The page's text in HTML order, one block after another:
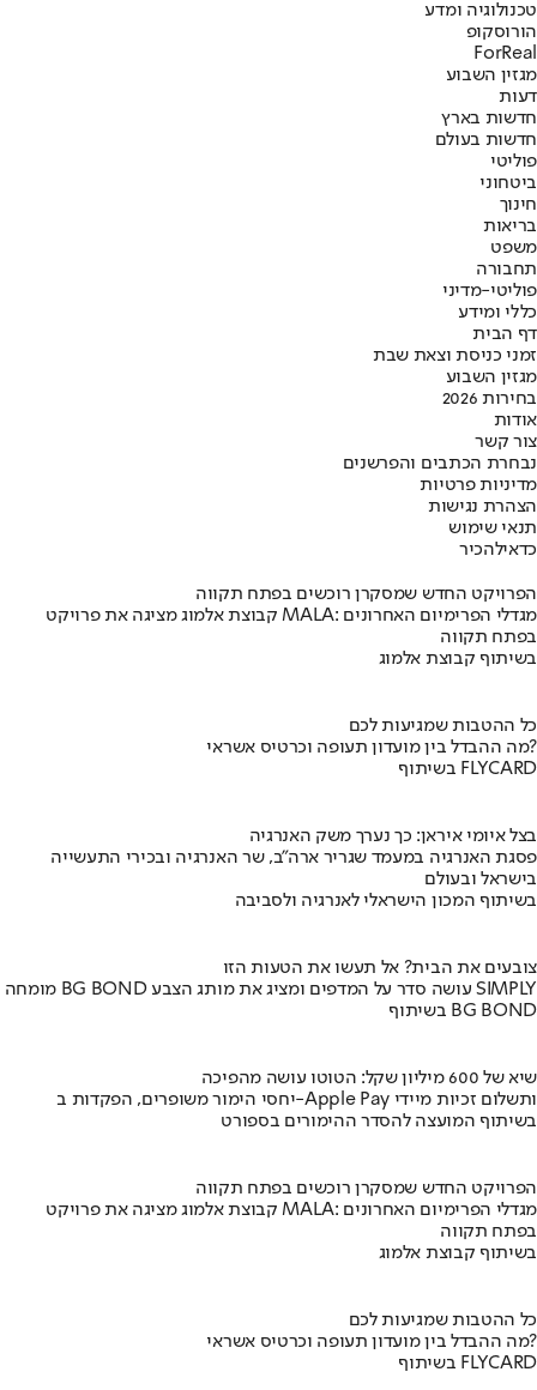
טכנולוגיה ומדע
הורוסקופ
ForReal
מגזין השבוע
דעות
חדשות בארץ
חדשות בעולם
פוליטי
ביטחוני
חינוך
בריאות
משפט
תחבורה
פוליטי-מדיני
כללי ומידע
דף הבית
זמני כניסת וצאת שבת
מגזין השבוע
בחירות 2026
אודות
צור קשר
נבחרת הכתבים והפרשנים
מדיניות פרטיות
הצהרת נגישות
תנאי שימוש
כדאילהכיר
הפרויקט החדש שמסקרן רוכשים בפתח תקווה
קבוצת אלמוג מציגה את פרויקט MALA: מגדלי הפרימיום האחרונים
בפתח תקווה
בשיתוף קבוצת אלמוג
כל ההטבות שמגיעות לכם
מה ההבדל בין מועדון תעופה וכרטיס אשראי?
בשיתוף FLYCARD
בצל איומי איראן: כך נערך משק האנרגיה
פסגת האנרגיה במעמד שגריר ארה"ב, שר האנרגיה ובכירי התעשייה
בישראל ובעולם
בשיתוף המכון הישראלי לאנרגיה ולסביבה
צובעים את הבית? אל תעשו את הטעות הזו
מומחה BG BOND עושה סדר על המדפים ומציג את מותג הצבע SIMPLY
בשיתוף BG BOND
שיא של 600 מיליון שקל: הטוטו עושה מהפיכה
יחסי הימור משופרים, הפקדות ב-Apple Pay ותשלום זכיות מיידי
בשיתוף המועצה להסדר ההימורים בספורט
הפרויקט החדש שמסקרן רוכשים בפתח תקווה
קבוצת אלמוג מציגה את פרויקט MALA: מגדלי הפרימיום האחרונים
בפתח תקווה
בשיתוף קבוצת אלמוג
כל ההטבות שמגיעות לכם
מה ההבדל בין מועדון תעופה וכרטיס אשראי?
בשיתוף FLYCARD